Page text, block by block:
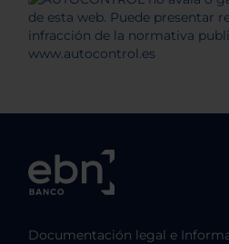
Documentación legal e